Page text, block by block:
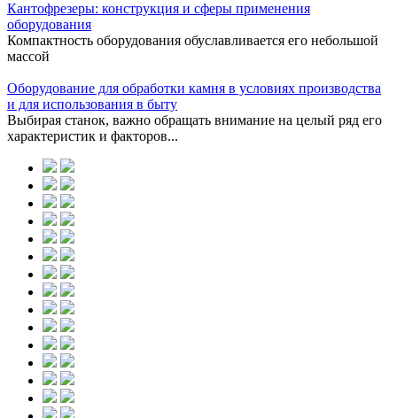
Кантофрезеры: конструкция и сферы применения
оборудования
Компактность оборудования обуславливается его небольшой
массой
Оборудование для обработки камня в условиях производства
и для использования в быту
Выбирая станок, важно обращать внимание на целый ряд его
характеристик и факторов...